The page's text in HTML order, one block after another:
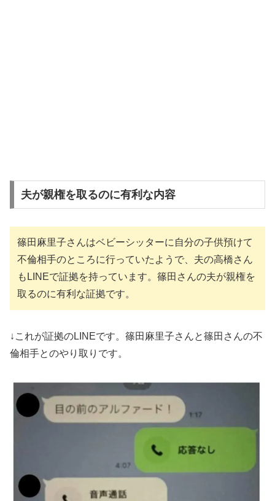
夫が親権を取るのに有利な内容
篠田麻里子さんはベビーシッターに自分の子供預けて
不倫相手のところに行っていたようで、夫の高橋さん
もLINEで証拠を持っています。篠田さんの夫が親権を
取るのに有利な証拠です。
↓これが証拠のLINEです。篠田麻里子さんと篠田さんの不
倫相手とのやり取りです。